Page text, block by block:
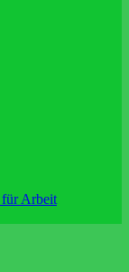
für Arbeit